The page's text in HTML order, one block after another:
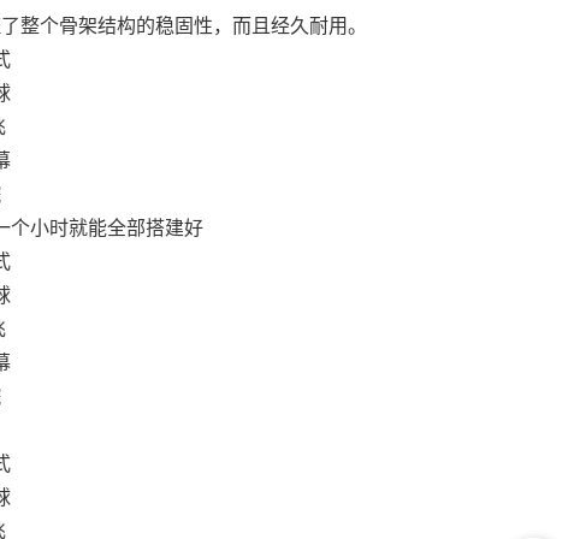
整个骨架结构的稳固性，而且经久耐用。
个小时就能全部搭建好